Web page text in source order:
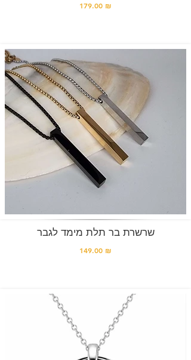
179.00 ₪
שרשרת בר תלת מימד לגבר
149.00 ₪